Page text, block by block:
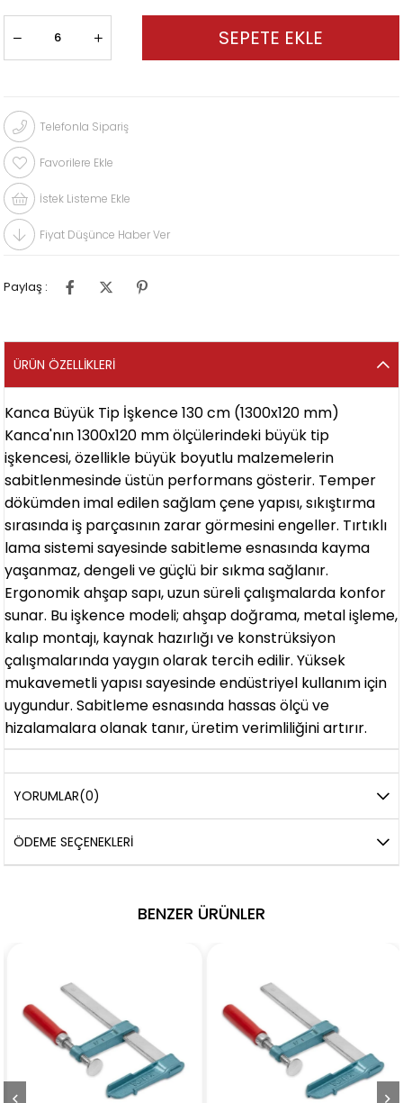
Telefonla Sipariş
Favorilere Ekle
İstek Listeme Ekle
Fiyat Düşünce Haber Ver
Paylaş :
ÜRÜN ÖZELLIKLERI
Kanca Büyük Tip İşkence 130 cm (1300x120 mm)
Kanca'nın 1300x120 mm ölçülerindeki büyük tip
işkencesi, özellikle büyük boyutlu malzemelerin
sabitlenmesinde üstün performans gösterir. Temper
dökümden imal edilen sağlam çene yapısı, sıkıştırma
sırasında iş parçasının zarar görmesini engeller. Tırtıklı
lama sistemi sayesinde sabitleme esnasında kayma
yaşanmaz, dengeli ve güçlü bir sıkma sağlanır.
Ergonomik ahşap sapı, uzun süreli çalışmalarda konfor
sunar. Bu işkence modeli; ahşap doğrama, metal işleme,
kalıp montajı, kaynak hazırlığı ve konstrüksiyon
çalışmalarında yaygın olarak tercih edilir. Yüksek
mukavemetli yapısı sayesinde endüstriyel kullanım için
uygundur. Sabitleme esnasında hassas ölçü ve
hizalamalara olanak tanır, üretim verimliliğini artırır.
YORUMLAR(0)
ÖDEME SEÇENEKLERI
BENZER ÜRÜNLER